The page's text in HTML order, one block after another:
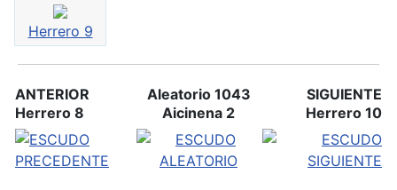
Herrero 9
ANTERIOR
Herrero 8
Aleatorio 1043
Aicinena 2
SIGUIENTE
Herrero 10